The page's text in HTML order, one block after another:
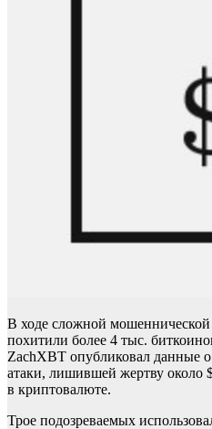
В ходе сложной
похитили более 4 тыс.
ZachXBT опубликовал данные
атаки, лишившей жертву около
в криптовалюте.
Трое подозреваемых